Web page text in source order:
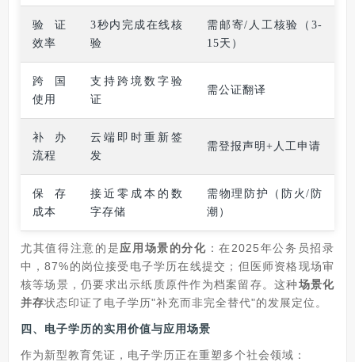
验证
效率
3秒内完成在线核
验
需邮寄/人工核验（3-
15天）
跨国
使用
支持跨境数字验
证
需公证翻译
补办
流程
云端即时重新签
发
需登报声明+人工申请
保存
成本
接近零成本的数
字存储
需物理防护（防火/防
潮）
尤其值得注意的是应用场景的分化 ：在2025年公务员招录
中，87%的岗位接受电子学历在线提交；但医师资格现场审
核等场景，仍要求出示纸质原件作为档案留存。这种场景化
并存状态印证了电子学历"补充而非完全替代"的发展定位。
四、电子学历的实用价值与应用场景
作为新型教育凭证，电子学历正在重塑多个社会领域：